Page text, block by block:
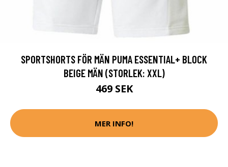
SPORTSHORTS FÖR MÄN PUMA ESSENTIAL+ BLOCK
BEIGE MÄN (STORLEK: XXL)
469 SEK
MER INFO!